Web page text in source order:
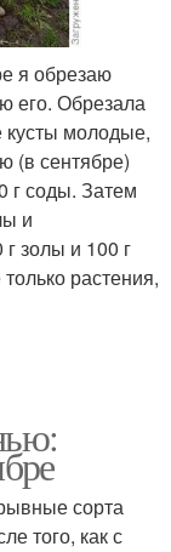
я обрезаю
его. Обрезала
кусты молодые,
(в сентябре)
г соды. Затем
и
золы и 100 г
растения,
сорта
того, как с